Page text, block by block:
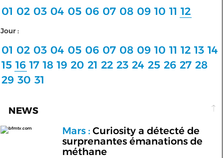
ABONNEZ-VOUS À LA NEWSLETTER!
< RETOUR À L'ACCUEIL
01 02 03 04 05 06 07 08 09 10 11 12
Jour :
01 02 03 04 05 06 07 08 09 10 11 12 13 14
15 16 17 18 19 20 21 22 23 24 25 26 27 28
29 30 31
NEWS
bfmtv.com Mars :Curiosity a détecté de
surprenantes émanations de
méthane